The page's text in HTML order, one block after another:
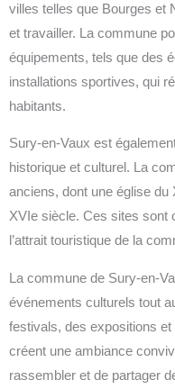
villes telles que Bourges et
et travailler. La commune
équipements, tels que des
installations sportives, qui
habitants.
Sury-en-Vaux est
historique et culturel. La
anciens, dont une église du
XVIe siècle. Ces sites sont
l’attrait touristique de la
La commune de Sury-en-
événements culturels tout
festivals, des expositions
créent une ambiance
rassembler et de partager